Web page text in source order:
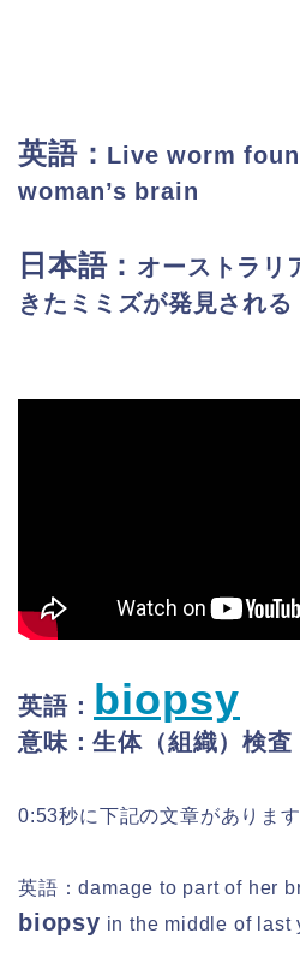
英語： Live worm
woman’s brain
日本語： オーストラリ
きたミミズが発見される
英語： biopsy
意味：生体（組織）検査
0:53秒に下記の文章がありま
英語：damage to part of her
biopsy in the middle of last